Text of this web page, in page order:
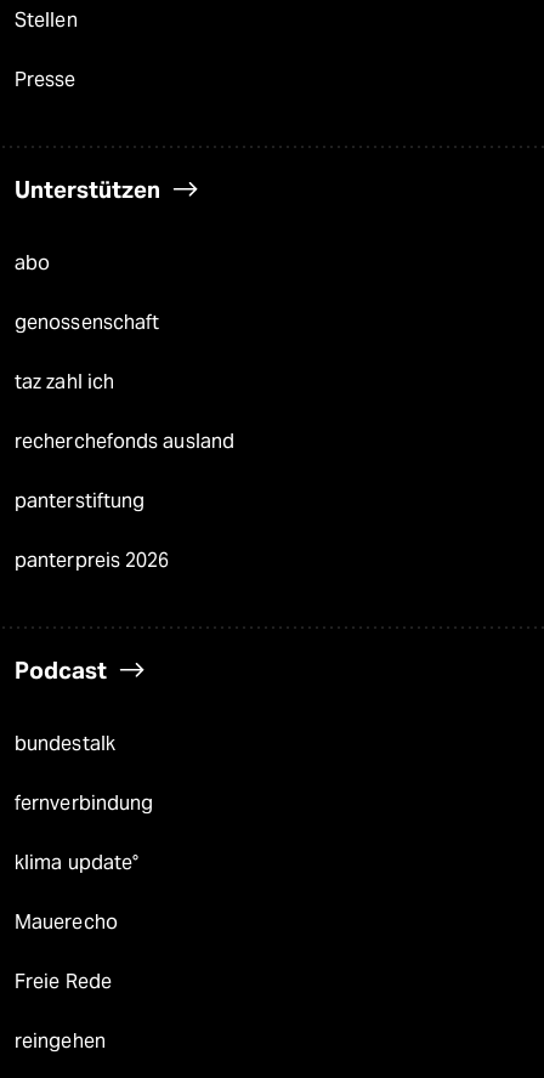
Stellen
Presse
Unterstützen
abo
genossenschaft
taz zahl ich
recherchefonds ausland
panterstiftung
panterpreis 2026
Podcast
bundestalk
fernverbindung
klima update°
Mauerecho
Freie Rede
reingehen